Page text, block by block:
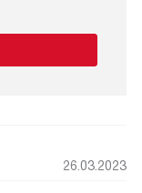
26.03.2023